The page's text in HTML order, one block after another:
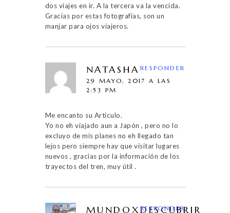
dos viajes en ir. A la tercera va la vencida.
Gracias por estas fotografías, son un
manjar para ojos viajeros.
NATASHA
29 MAYO, 2017 A LAS
2:53 PM
Me encanto su Articulo.
Yo no eh viajado aun a Japón , pero no lo
excluyo de mis planes no eh llegado tan
lejos pero siempre hay que visitar lugares
nuevos , gracias por la información de los
trayectos del tren, muy útil .
RESPONDER
MUNDOXDESCUBRIR
RESPONDER